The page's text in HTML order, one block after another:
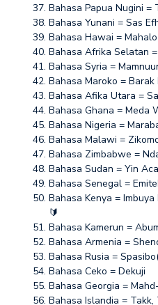
Bahasa Papua Nugini =
Bahasa Yunani = Sas
Bahasa Hawai = Mahalo
Bahasa Afrika Selatan
Bahasa Syria =
Bahasa Maroko = Barak
Bahasa Afika Utara =
Bahasa Ghana = Meda
Bahasa Nigeria =
Bahasa Malawi =
Bahasa Zimbabwe =
Bahasa Sudan = Yin
Bahasa Senegal =
Bahasa Kenya = Imbuya
🔰
Bahasa Kamerun =
Bahasa Armenia =
Bahasa Rusia =
Bahasa Ceko = Dekuji
Bahasa Georgia =
Bahasa Islandia = Takk,